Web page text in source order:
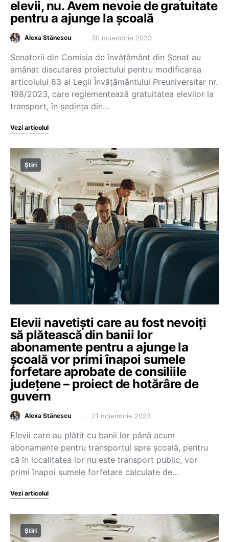
elevii, nu. Avem nevoie de gratuitate
pentru a ajunge la școală
Alexa Stănescu 30 noiembrie 2023
Senatorii din Comisia de învățământ din Senat au
amânat discutarea proiectului pentru modificarea
articolului 83 al Legii Învățământului Preuniversitar nr.
198/2023, care reglementează gratuitatea elevilor la
transport, în ședința din…
Vezi articolul
Știri
Elevii navetiști care au fost nevoiți
să plătească din banii lor
abonamente pentru a ajunge la
școală vor primi înapoi sumele
forfetare aprobate de consiliile
județene – proiect de hotărâre de
guvern
Alexa Stănescu 21 noiembrie 2023
Elevii care au plătit cu banii lor până acum
abonamente pentru transportul spre școală, pentru
că în localitatea lor nu este transport public, vor
primi înapoi sumele forfetare calculate de…
Vezi articolul
Știri